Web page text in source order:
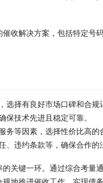
收解决方案，包括特定号
择有良好市场口碑和合规
技术先进且稳定可靠。
等因素，选择性价比高的
违约条款等，确保合作的
关键一环。通过综合考量